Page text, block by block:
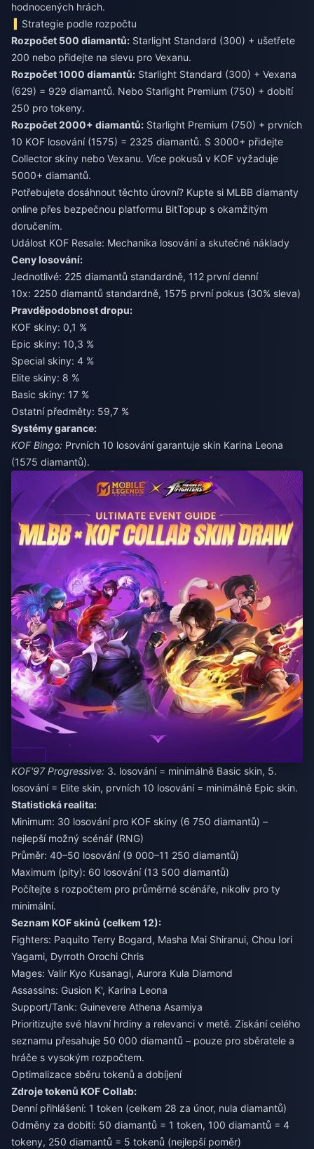
hodnocených hrách.
Strategie podle rozpočtu
Rozpočet 500 diamantů: Starlight Standard (300) + ušetřete
200 nebo přidejte na slevu pro Vexanu.
Rozpočet 1000 diamantů: Starlight Standard (300) + Vexana
(629) = 929 diamantů. Nebo Starlight Premium (750) + dobití
250 pro tokeny.
Rozpočet 2000+ diamantů: Starlight Premium (750) + prvních
10 KOF losování (1575) = 2325 diamantů. S 3000+ přidejte
Collector skiny nebo Vexanu. Více pokusů v KOF vyžaduje
5000+ diamantů.
Potřebujete dosáhnout těchto úrovní? Kupte si MLBB diamanty
online přes bezpečnou platformu BitTopup s okamžitým
doručením.
Událost KOF Resale: Mechanika losování a skutečné náklady
Ceny losování:
Jednotlivé: 225 diamantů standardně, 112 první denní
10x: 2250 diamantů standardně, 1575 první pokus (30% sleva)
Pravděpodobnost dropu:
KOF skiny: 0,1 %
Epic skiny: 10,3 %
Special skiny: 4 %
Elite skiny: 8 %
Basic skiny: 17 %
Ostatní předměty: 59,7 %
Systémy garance:
KOF Bingo: Prvních 10 losování garantuje skin Karina Leona
(1575 diamantů).
KOF'97 Progressive: 3. losování = minimálně Basic skin, 5.
losování = Elite skin, prvních 10 losování = minimálně Epic skin.
Statistická realita:
Minimum: 30 losování pro KOF skiny (6 750 diamantů) –
nejlepší možný scénář (RNG)
Průměr: 40–50 losování (9 000–11 250 diamantů)
Maximum (pity): 60 losování (13 500 diamantů)
Počítejte s rozpočtem pro průměrné scénáře, nikoliv pro ty
minimální.
Seznam KOF skinů (celkem 12):
Fighters: Paquito Terry Bogard, Masha Mai Shiranui, Chou Iori
Yagami, Dyrroth Orochi Chris
Mages: Valir Kyo Kusanagi, Aurora Kula Diamond
Assassins: Gusion K', Karina Leona
Support/Tank: Guinevere Athena Asamiya
Prioritizujte své hlavní hrdiny a relevanci v metě. Získání celého
seznamu přesahuje 50 000 diamantů – pouze pro sběratele a
hráče s vysokým rozpočtem.
Optimalizace sběru tokenů a dobíjení
Zdroje tokenů KOF Collab:
Denní přihlášení: 1 token (celkem 28 za únor, nula diamantů)
Odměny za dobití: 50 diamantů = 1 token, 100 diamantů = 4
tokeny, 250 diamantů = 5 tokenů (nejlepší poměr)